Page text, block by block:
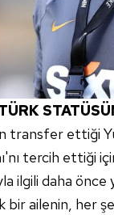
transfer ettiği
tercih ettiği
ilgili daha önce
ailenin, her